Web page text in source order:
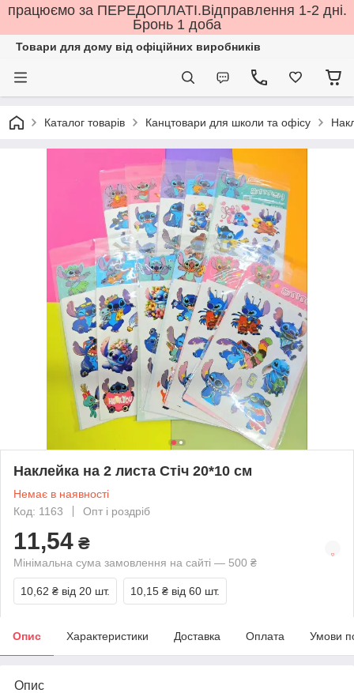
працюємо за ПЕРЕДОПЛАТІ.Відправлення 1-2 дні.
Бронь 1 доба
Товари для дому від офіційних виробників
Каталог товарів Канцтовари для школи та офісу
Наклейка на 2 листа Стіч 20*10 см
Немає в наявності
Код: 1163
Опт і роздріб
11,54 ₴
Мінімальна сума замовлення на сайті — 500 ₴
10,62 ₴ від 20 шт. 10,15 ₴ від 60 шт.
Опис Характеристики Доставка Оплата Умови
Опис